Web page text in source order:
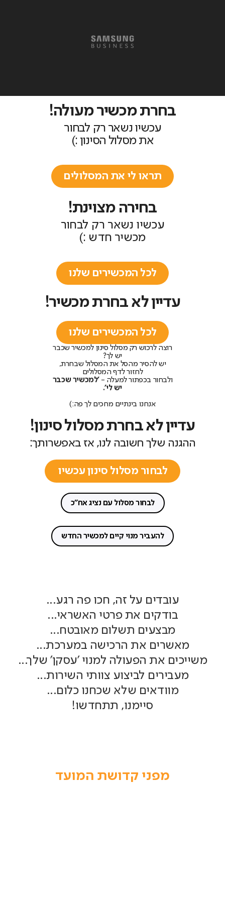
בחרת מכשיר מעולה!
עכשיו נשאר רק לבחור
את מסלול הסינון :)
תראו לי את המסלולים
בחירה מצוינת!
עכשיו נשאר רק לבחור
מכשיר חדש :)
לכל המכשירים שלנו
עדיין לא בחרת מכשיר!
לכל המכשירים שלנו
רוצה לרכוש רק מסלול סינון למכשיר שכבר
יש לך?
יש להסיר מהסל את המסלול שבחרת,
לחזור לדף המסלולים
ולבחור בכפתור למעלה - 'למכשיר שכבר
יש לי'.
אנחנו בינתיים מחכים לך פה:)
עדיין לא בחרת מסלול סינון!
ההגנה שלך חשובה לנו, אז באפשרותך:
לבחור מסלול סינון עכשיו
לבחור מסלול עם נציג אח"כ
להעביר מנוי קיים למכשיר החדש
עובדים על זה, חכו פה רגע...
בודקים את פרטי האשראי...
מבצעים תשלום מאובטח...
מאשרים את הרכישה במערכת...
משייכים את הפעולה למנוי 'עסקן' שלך...
מעבירים לביצוע צוותי השירות...
מוודאים שלא שכחנו כלום...
סיימנו, תתחדשו!
מפני קדושת המועד